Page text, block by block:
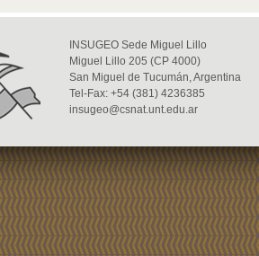
INSUGEO Sede Miguel Lillo
Miguel Lillo 205 (CP 4000)
San Miguel de Tucumán, Argentina
Tel-Fax: +54 (381) 4236385
insugeo@csnat.unt.edu.ar